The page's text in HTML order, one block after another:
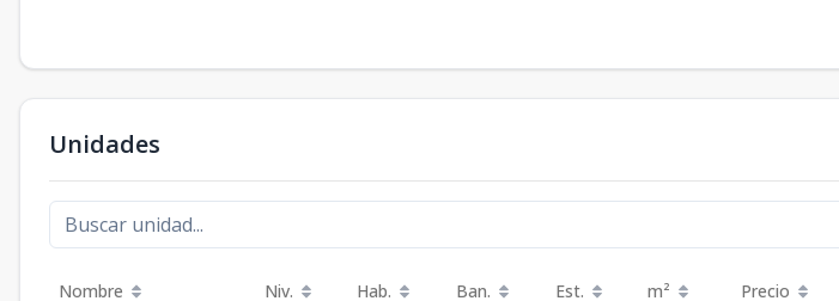
Unidades
Nombre Niv. Hab. Ban. Est. m² Precio